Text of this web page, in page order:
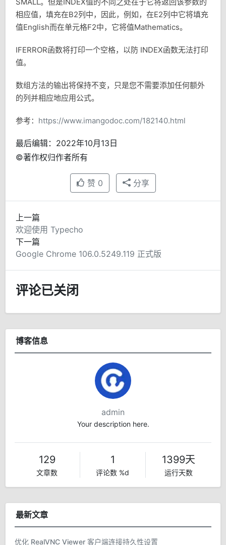
相应值，填充在B2列中，因此，例如，在E2列中它将填充
值English而在单元格F2中，它将值Mathematics。
IFERROR函数将打印一个空格，以防 INDEX函数无法打印
值。
数组方法的输出将保持不变，只是您不需要添加任何额外
的列并相应地应用公式。
参考： https://www.imangodoc.com/182140.html
最后编辑：2022年10月13日
©著作权归作者所有
赞 0 分享
上一篇
欢迎使用 Typecho
下一篇
Google Chrome 106.0.5249.119 正式版
评论已关闭
博客信息
admin
Your description here.
129
文章数
1
评论数 %d
1399天
运行天数
最新文章
优化 RealVNC Viewer 客户端连接持久性设置